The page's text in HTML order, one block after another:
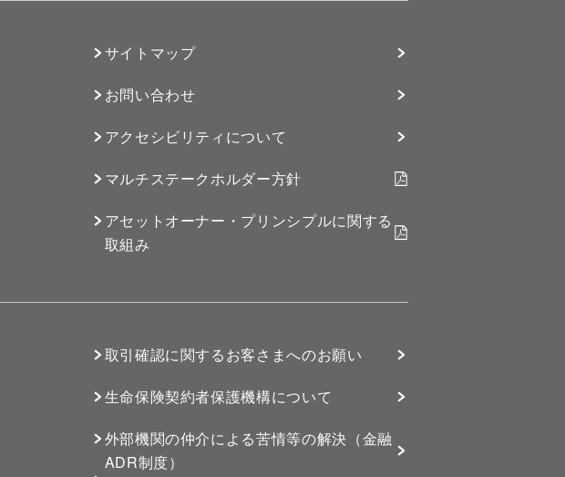
サイトマップ
お問い合わせ
アクセシビリティについて
マルチステークホルダー方針
アセットオーナー・プリンシプルに関する
取組み
取引確認に関するお客さまへのお願い
生命保険契約者保護機構について
外部機関の仲介による苦情等の解決（金融
ADR制度）